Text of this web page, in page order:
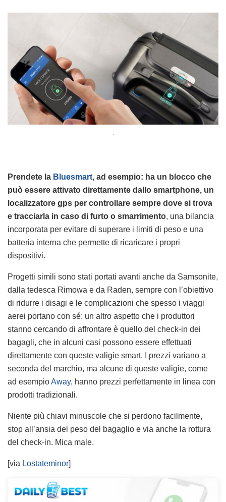
.
Prendete la Bluesmart, ad esempio: ha un blocco che
può essere attivato direttamente dallo smartphone, un
localizzatore gps per controllare sempre dove si trova
e tracciarla in caso di furto o smarrimento, una bilancia
incorporata per evitare di superare i limiti di peso e una
batteria interna che permette di ricaricare i propri
dispositivi.
Progetti simili sono stati portati avanti anche da Samsonite,
dalla tedesca Rimowa e da Raden, sempre con l’obiettivo
di ridurre i disagi e le complicazioni che spesso i viaggi
aerei portano con sé: un altro aspetto che i produttori
stanno cercando di affrontare è quello del check-in dei
bagagli, che in alcuni casi possono essere effettuati
direttamente con queste valigie smart. I prezzi variano a
seconda del marchio, ma alcune di queste valigie, come
ad esempioAway, hanno prezzi perfettamente in linea con
prodotti tradizionali.
Niente più chiavi minuscole che si perdono facilmente,
stop all’ansia del peso del bagaglio e via anche la rottura
del check-in. Mica male.
[via Lostateminor]